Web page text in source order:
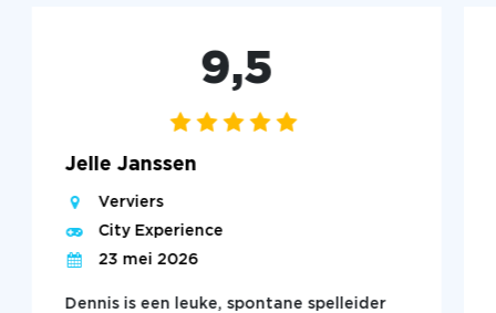
9,5
Jelle Janssen
Verviers
City Experience
23 mei 2026
Dennis is een leuke, spontane spelleider